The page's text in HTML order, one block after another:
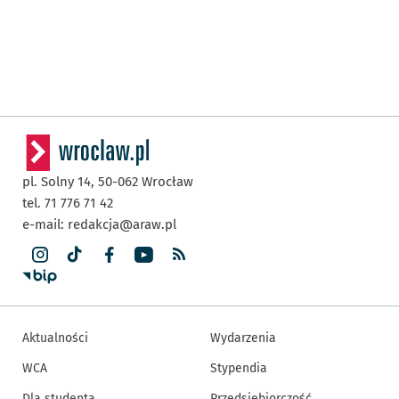
pl. Solny 14, 50-062 Wrocław
tel. 71 776 71 42
e-mail: redakcja@araw.pl
Aktualności
WCA
Wydarzenia
Stypendia